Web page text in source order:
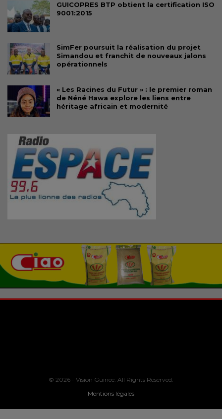
GUICOPRES BTP obtient la certification ISO
9001:2015
SimFer poursuit la réalisation du projet
Simandou et franchit de nouveaux jalons
opérationnels
« Les Racines du Futur » : le premier roman
de Néné Hawa explore les liens entre
héritage africain et modernité
© 2026 - Vision Guinee. All Rights Reserved.
Mentions légales